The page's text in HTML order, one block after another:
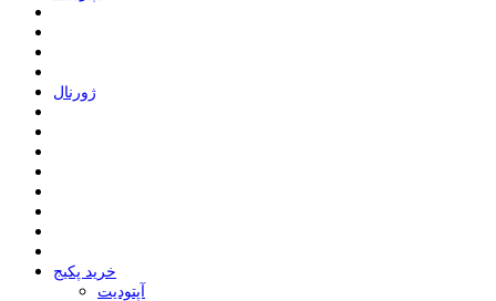
ﮊﻭﺭﻧﺎﻝ
خرید پکیج
ﺁﭘﺘﻮﺩﯾﺖ